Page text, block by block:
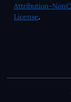
Attribution-
License.